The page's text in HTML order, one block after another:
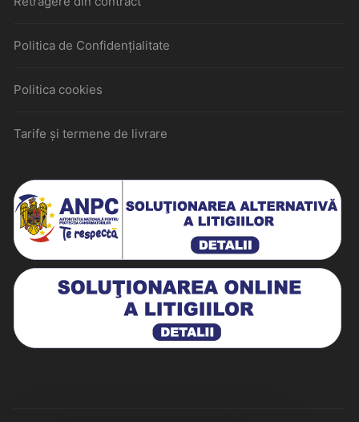
Politica de Confidențialitate
Politica cookies
Tarife și termene de livrare